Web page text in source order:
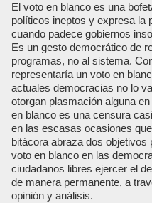
El voto en blanco es una
políticos ineptos y expresa la
cuando padece gobiernos
Es un gesto democrático de
programas, no al sistema.
representaría un voto en
actuales democracias no lo
otorgan plasmación alguna
en blanco es una censura
en las escasas ocasiones
bitácora abraza dos objetivos
voto en blanco en las
ciudadanos libres ejercer el
de manera permanente, a
opinión y análisis.